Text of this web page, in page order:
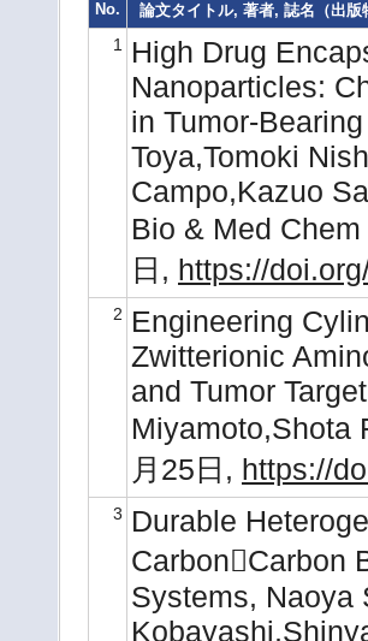
No.
論文タイトル, 著者, 誌名（出
1
High Drug
Nanoparticles:
in Tumor-
Toya,Tomoki
Campo,Kazuo
Bio & Med
日, https://
2
Engineering
Zwitterionic
and Tumor
Miyamoto,Shota
月25日, https://
3
Durable
CarbonCarbon
Systems, Naoya